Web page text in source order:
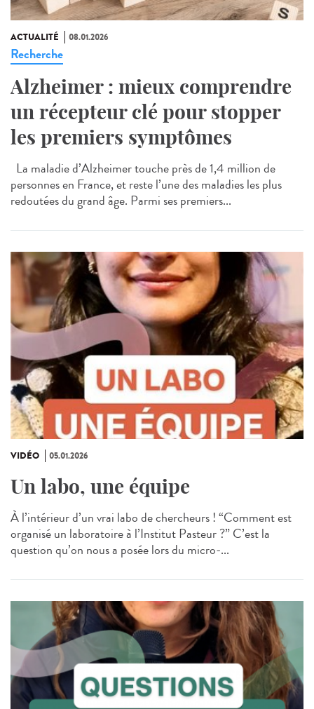
ACTUALITÉ 08.01.2026
Recherche
Alzheimer : mieux comprendre
un récepteur clé pour stopper
les premiers symptômes
La maladie d’Alzheimer touche près de 1,4 million de
personnes en France, et reste l’une des maladies les plus
redoutées du grand âge. Parmi ses premiers...
VIDÉO 05.01.2026
Un labo, une équipe
À l’intérieur d’un vrai labo de chercheurs ! “Comment est
organisé un laboratoire à l’Institut Pasteur ?” C’est la
question qu’on nous a posée lors du micro-...